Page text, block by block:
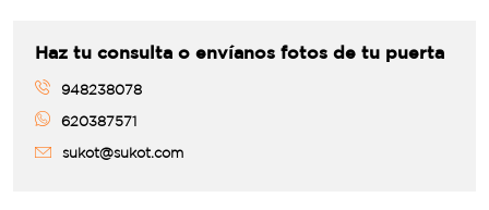
Haz tu consulta o envíanos fotos de tu puerta
948238078
620387571
sukot@sukot.com